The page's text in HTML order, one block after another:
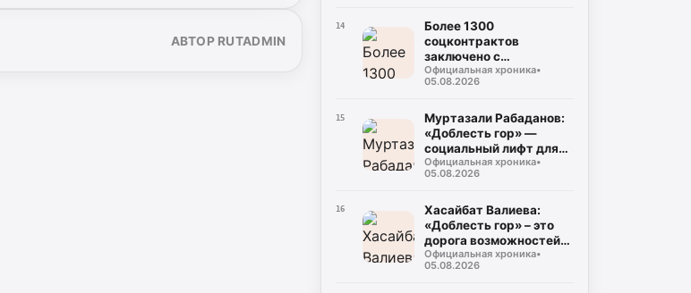
АВТОР RUTADMIN
14
Более 1300
соцконтрактов
заключено с
участниками СВО и их
семьями в Дагестане
Официальная хроника•
05.08.2026
15
Муртазали Рабаданов:
«Доблесть гор» —
социальный лифт для
героев СВО
Официальная хроника•
05.08.2026
16
Хасайбат Валиева:
«Доблесть гор» – это
дорога возможностей
для героев,
возвращающихся к
Официальная хроника•
05.08.2026